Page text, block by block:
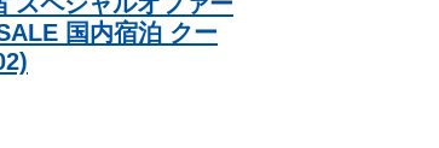
国内宿泊 クー